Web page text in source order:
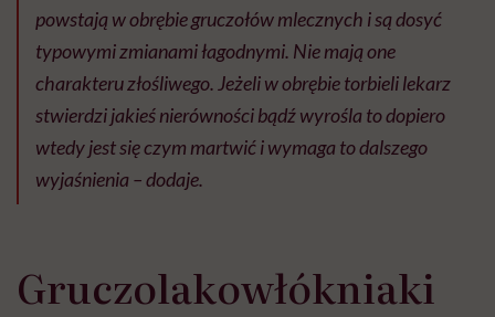
powstają w obrębie gruczołów mlecznych i są dosyć
typowymi zmianami łagodnymi. Nie mają one
charakteru złośliwego. Jeżeli w obrębie torbieli lekarz
stwierdzi jakieś nierówności bądź wyrośla to dopiero
wtedy jest się czym martwić i wymaga to dalszego
wyjaśnienia – dodaje.
Gruczolakowłókniaki